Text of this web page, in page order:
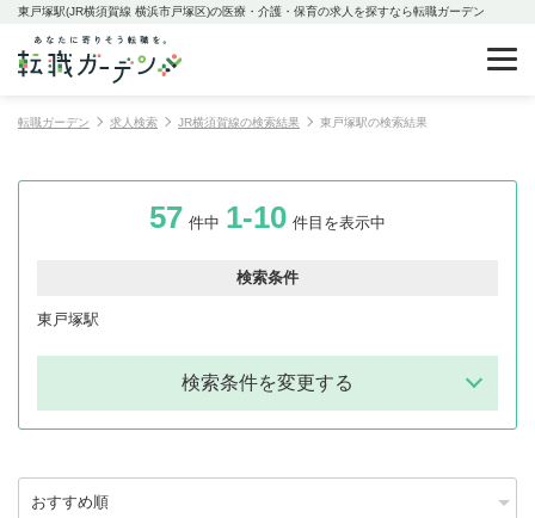
東戸塚駅(JR横須賀線 横浜市戸塚区)の医療・介護・保育の求人を探すなら転職ガーデン
転職ガーデン 求人検索 JR横須賀線の検索結果 東戸塚駅の検索結果
57 件中 1-10 件目を表示中
検索条件
東戸塚駅
検索条件を変更する